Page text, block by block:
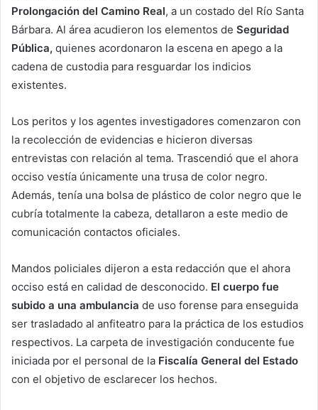
Prolongación del Camino Real, a un costado del Río Santa
Bárbara. Al área acudieron los elementos de Seguridad
Pública, quienes acordonaron la escena en apego a la
cadena de custodia para resguardar los indicios
existentes.
Los peritos y los agentes investigadores comenzaron con
la recolección de evidencias e hicieron diversas
entrevistas con relación al tema. Trascendió que el ahora
occiso vestía únicamente una trusa de color negro.
Además, tenía una bolsa de plástico de color negro que le
cubría totalmente la cabeza, detallaron a este medio de
comunicación contactos oficiales.
Mandos policiales dijeron a esta redacción que el ahora
occiso está en calidad de desconocido. El cuerpo fue
subido a una ambulancia de uso forense para enseguida
ser trasladado al anfiteatro para la práctica de los estudios
respectivos. La carpeta de investigación conducente fue
iniciada por el personal de la Fiscalía General del Estado
con el objetivo de esclarecer los hechos.